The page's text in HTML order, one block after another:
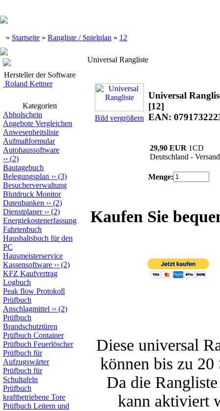
» Startseite » Rangliste / Spielplan » 12
Hersteller der Software
Roland Kettner
Kategorien
Abholschein
Angebote Vergleichen
Anwesenheitsliste
Aufmaßformular
Autohaussoftware
›› (2)
Bautagebuch
Belegungsplan ›› (3)
Besucherverwaltung
Blutdruck Monitor
Datenbanken ›› (2)
Dienstplaner›› (2)
Energiekostenerfassung
Fahrtenbuch
Haushaltsbuch für den
PC
Hausmeisterservice
Kassensoftware ›› (2)
KFZ Kaufvertrag
Logbuch
Peak flow Protokoll
Prüfbuch
Anschlagmittel ›› (2)
Prüfbuch
Brandschutztüren
Prüfbuch Container
Prüfbuch Feuerlöscher
Prüfbuch für
Aufzugswärter
Prüfbuch für
Schultafeln
Prüfbuch
kraftbetriebene Tore
Prüfbuch Leitern und
Universal Rangliste
Bild vergrößern
Universal
[12]
EAN:
29,90 EUR 1CD
Deutschland -
Menge:
Kaufen Sie
Diese universal
können bis zu 20
Da die
kann aktiviert